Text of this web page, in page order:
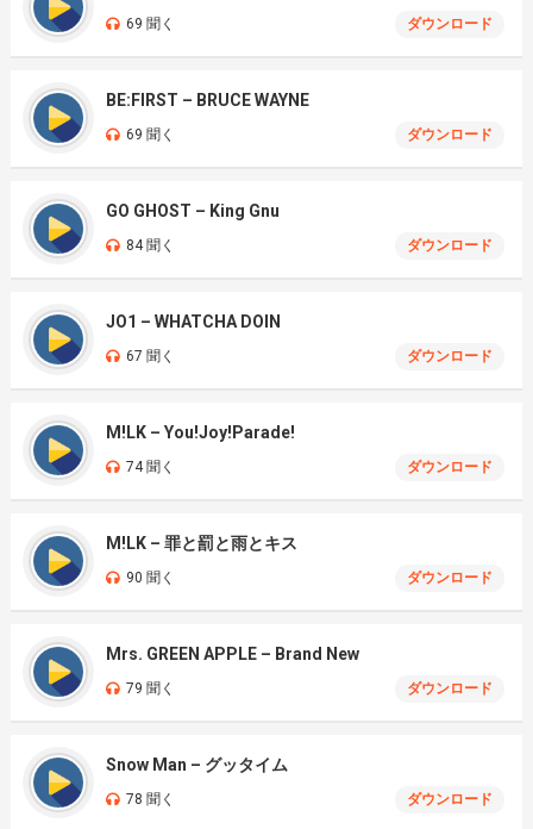
69 聞く ダウンロード
BE:FIRST – BRUCE WAYNE
69 聞く ダウンロード
GO GHOST – King Gnu
84 聞く ダウンロード
JO1 – WHATCHA DOIN
67 聞く ダウンロード
M!LK – You!Joy!Parade!
74 聞く ダウンロード
M!LK – 罪と罰と雨とキス
90 聞く ダウンロード
Mrs. GREEN APPLE – Brand New
79 聞く ダウンロード
Snow Man – グッタイム
78 聞く ダウンロード